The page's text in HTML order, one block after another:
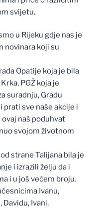
svijetu.
u Rijeku gdje nas je
novinara koji su
Opatije koja je bila
PGŽ koja je
suradnju, Gradu
sve naše akcije i
naš poduhvat
svojom životnom
strane Talijana bila je
i izrazili želju da i
i u još većem broju.
Ivanu,
Davidu, Ivani,